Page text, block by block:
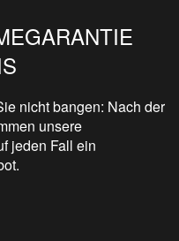
nicht bangen: Nach der
unsere
jeden Fall ein